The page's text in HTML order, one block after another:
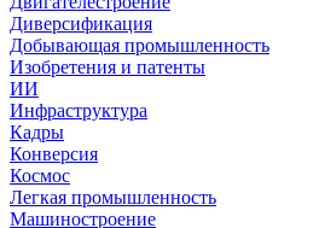
Диверсификация
Добывающая промышленность
Изобретения и патенты
ИИ
Инфраструктура
Кадры
Конверсия
Космос
Легкая промышленность
Машиностроение